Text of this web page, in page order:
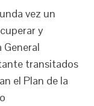
vez un
y
transitados
el Plan de la